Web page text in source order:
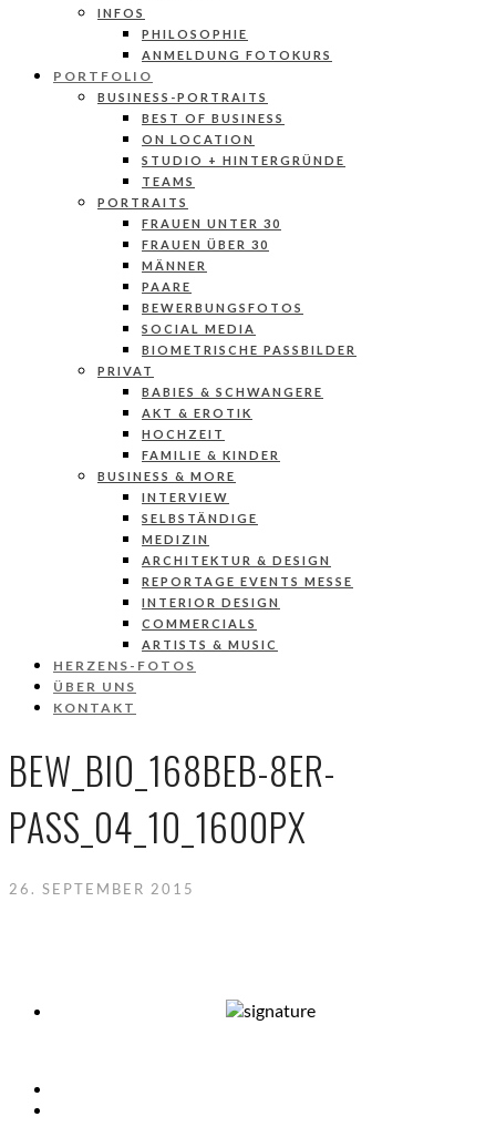
INFOS
PHILOSOPHIE
ANMELDUNG FOTOKURS
PORTFOLIO
BUSINESS-PORTRAITS
BEST OF BUSINESS
ON LOCATION
STUDIO + HINTERGRÜNDE
TEAMS
PORTRAITS
FRAUEN UNTER 30
FRAUEN ÜBER 30
MÄNNER
PAARE
BEWERBUNGSFOTOS
SOCIAL MEDIA
BIOMETRISCHE PASSBILDER
PRIVAT
BABIES & SCHWANGERE
AKT & EROTIK
HOCHZEIT
FAMILIE & KINDER
BUSINESS & MORE
INTERVIEW
SELBSTÄNDIGE
MEDIZIN
ARCHITEKTUR & DESIGN
REPORTAGE EVENTS MESSE
INTERIOR DESIGN
COMMERCIALS
ARTISTS & MUSIC
HERZENS-FOTOS
ÜBER UNS
KONTAKT
BEW_BIO_168BEB-8ER-
PASS_04_10_1600PX
26. SEPTEMBER 2015